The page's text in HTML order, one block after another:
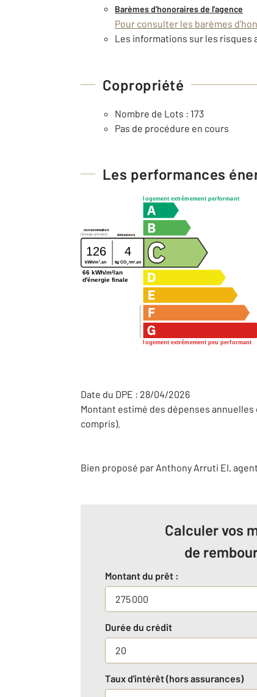
Barèmes d'honoraires de l'agence
Pour consulter les barèmes
Les informations sur les risques
Copropriété
Nombre de Lots : 173
Pas de procédure en cours
Les performances
logement extrêmement performant
logement extrêmement peu performant
consommation
émissions
(énergie primaire)
126 4
kWh/m 2 .an kg CO2/m2 .an
66 kWh/m²/an
d'énergie finale
Date du DPE : 28/04/2026
Montant estimé des dépenses annuelles
compris).
Bien proposé par Anthony Arruti EI,
Calculer vos
de
Montant du prêt :
Durée du crédit
Taux d'intérêt (hors assurances)